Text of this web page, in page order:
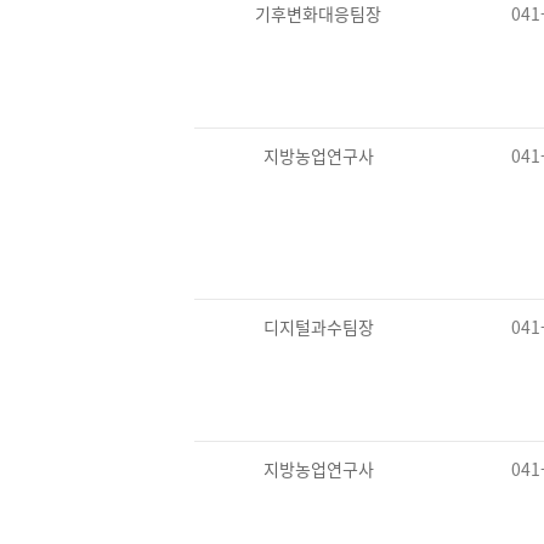
기후변화대응팀장
지방농업연구사
디지털과수팀장
지방농업연구사